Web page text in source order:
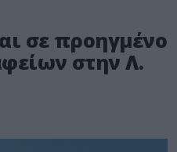
σε προηγμένο
στην Λ.